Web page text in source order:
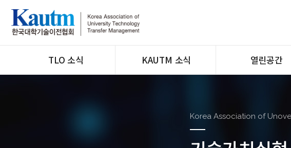
TLO 소식 KAUTM 소식 열린공간
Q&A
Korea Association of